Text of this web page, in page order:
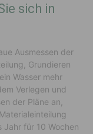
sich in
Ausmessen der
Grundieren
Wasser mehr
Verlegen und
der Pläne an,
Jahr für 10 Wochen